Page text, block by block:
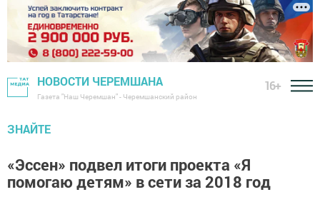
НОВОСТИ ЧЕРЕМШАНА
Газета "Наш Черемшан" - Черемшанский район
16+
ЗНАЙТЕ
«Эссен» подвел итоги проекта «Я
помогаю детям» в сети за 2018 год